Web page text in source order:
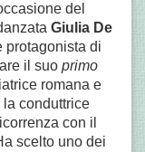
del
Giulia De
protagonista di
il suo primo
romana e
la conduttrice
con il
scelto uno dei